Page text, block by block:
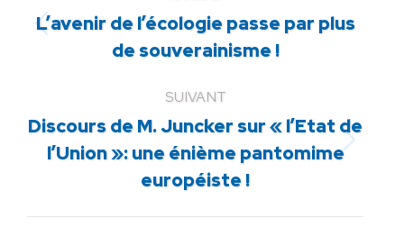
Article
précédent
L’avenir de l’écologie passe par plus
de souverainisme !
SUIVANT
Article
suivant
Discours de M. Juncker sur « l’Etat de
l’Union »: une énième pantomime
européiste !